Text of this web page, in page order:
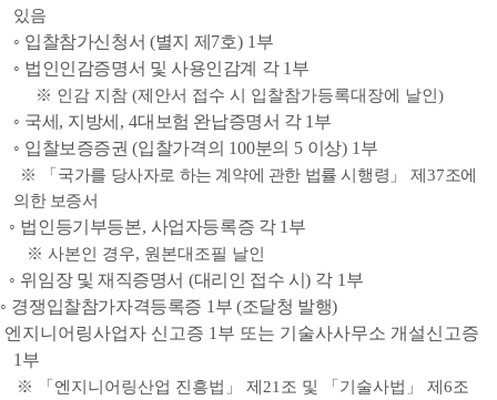
있음
◦ 입찰참가신청서 (별지 제 7호) 1 부
◦ 법인인감증명서 및 사용인감계 각 1 부
※ 인감 지참 (제안서 접수 시 입찰참가등록대장에 날인 )
◦ 국세 , 지방세 , 4대보험 완납증명서 각 1 부
◦ 입찰보증증권(입찰가격의 100분의 5 이상) 1 부
※ 「 국가를 당사자로 하는 계약에 관한 법률 시행령 」제 37조에
의한 보증서
◦ 법인등기부등본, 사업자등록증 각 1 부
※사본인 경우, 원본대조필 날인
◦ 위임장 및 재직증명서 (대리인 접수 시) 각 1 부
경쟁입찰참가자격등록증 1 부 (조달청 발행)
엔지니어링사업자 신고증 1 부 또는 기술사사무소 개설신고증
1 부
※ 「 엔지니어링산업 진흥법 」제 21 조 및 「 기술사법 」제6조